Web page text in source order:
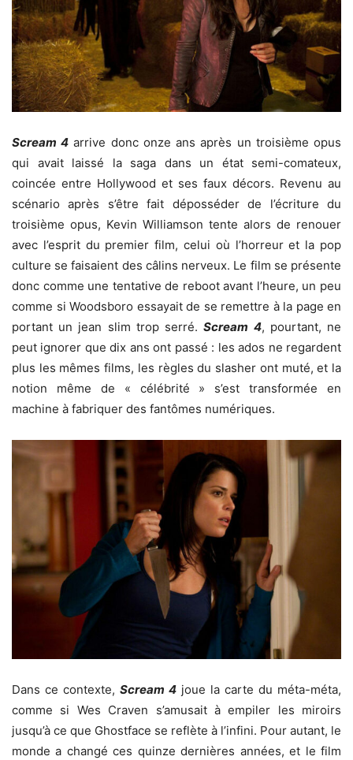
Scream 4 arrive donc onze ans après un troisième opus
qui avait laissé la saga dans un état semi-comateux,
coincée entre Hollywood et ses faux décors. Revenu au
scénario après s’être fait déposséder de l’écriture du
troisième opus, Kevin Williamson tente alors de renouer
avec l’esprit du premier film, celui où l’horreur et la pop
culture se faisaient des câlins nerveux. Le film se présente
donc comme une tentative de reboot avant l’heure, un peu
comme si Woodsboro essayait de se remettre à la page en
portant un jean slim trop serré.Scream 4, pourtant, ne
peut ignorer que dix ans ont passé : les ados ne regardent
plus les mêmes films, les règles du slasher ont muté, et la
notion même de « célébrité » s’est transformée en
machine à fabriquer des fantômes numériques.
Dans ce contexte, Scream 4 joue la carte du méta-méta,
comme si Wes Craven s’amusait à empiler les miroirs
jusqu’à ce que Ghostface se reflète à l’infini. Pour autant, le
monde a changé ces quinze dernières années, et le film